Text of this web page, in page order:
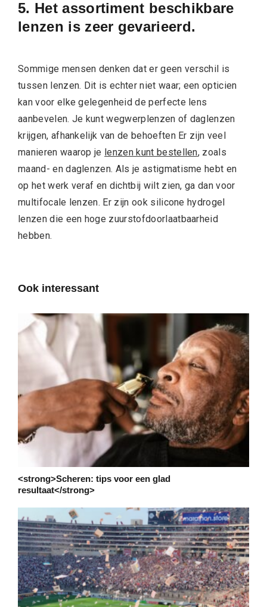
5. Het assortiment beschikbare
lenzen is zeer gevarieerd.
Sommige mensen denken dat er geen verschil is
tussen lenzen. Dit is echter niet waar; een opticien
kan voor elke gelegenheid de perfecte lens
aanbevelen. Je kunt wegwerplenzen of daglenzen
krijgen, afhankelijk van de behoeften Er zijn veel
manieren waarop je lenzen kunt bestellen, zoals
maand- en daglenzen. Als je astigmatisme hebt en
op het werk veraf en dichtbij wilt zien, ga dan voor
multifocale lenzen. Er zijn ook silicone hydrogel
lenzen die een hoge zuurstofdoorlaatbaarheid
hebben.
Ook interessant
<strong>Scheren: tips voor een glad
resultaat</strong>